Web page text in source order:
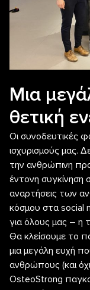
Μια
θετική
Οι συνοδευτικές
ισχυρισμούς μας.
την ανθρώπινη
έντονη συγκίνηση
αναρτήσεις των
κόσμου στα social
για όλους μας – η
Θα κλείσουμε το
μια μεγάλη ευχή
ανθρώπους (και
OsteoStrong